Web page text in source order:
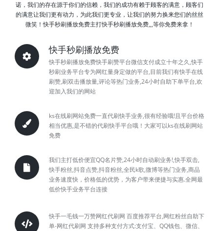
诺，我们的存在源于你们的信赖，我们的成功有赖于顾客的满意，顾客们
的满意让我们更有动力，为此我们更专业，让我们的努力换来您们的丝丝
微笑！快手秒刷播放免费主打快手秒刷播放免费,,,等你免费来拿！
快手秒刷播放免费
快手秒刷播放免费快手刷赞平台微信支付成立十年之久,快手
秒刷业务平台专为网红量身定做的平台,目前我们有快手在线
刷赞,刷双击播放量,评论等热门业务,24小时自助下单平台,欢
迎加入我们的网站
ks在线刷网站免费一直代刷快手业务,很有经验哦!且平台价格
相当优惠,是不错的代刷快手平台哦！大家可以ks在线刷网站
免费
我们主打低价便宜QQ名片赞,24小时自动刷业务!,快手双击,
快手粉丝,抖音点赞,抖音粉丝,全民k歌,微博等热门业务,商品
业务速度快，价格低的优势，为客户带来便捷与实惠.全网最
低价快手业务平台连接
快手一毛钱一万赞网红代刷网 百度推荐平台,网红粉丝自助下
单-网红代刷网 支持多种支付方式:支付宝、QQ钱包、微信、